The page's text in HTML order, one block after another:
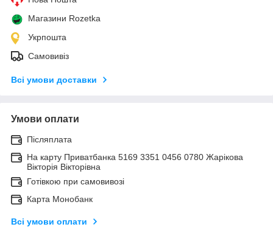
Магазини Rozetka
Укрпошта
Самовивіз
Всі умови доставки
Умови оплати
Післяплата
На карту Приватбанка 5169 3351 0456 0780 Жарікова
Вікторія Вікторівна
Готівкою при самовивозі
Карта Монобанк
Всі умови оплати